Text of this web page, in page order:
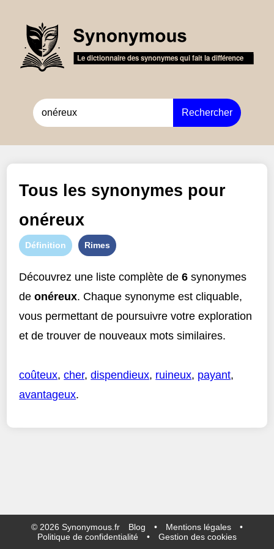
Rechercher
Tous les synonymes pour
onéreux
Définition Rimes
Découvrez une liste complète de6 synonymes
deonéreux. Chaque synonyme est cliquable,
vous permettant de poursuivre votre exploration
et de trouver de nouveaux mots similaires.
coûteux,cher,dispendieux, ruineux, payant,
avantageux.
© 2026 Synonymous.fr Blog • Mentions légales
•
Politique de confidentialité
• Gestion des cookies